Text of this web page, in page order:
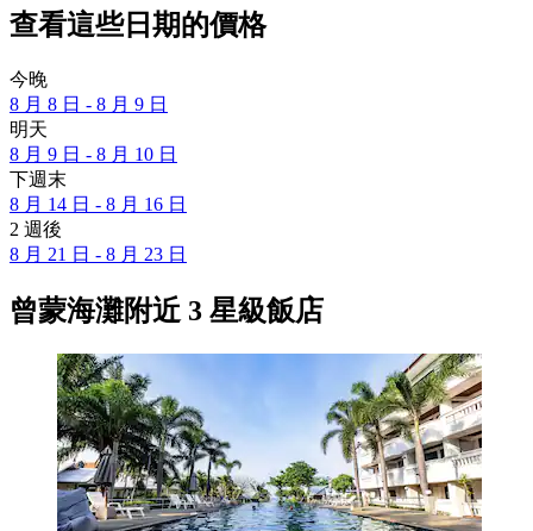
查看這些日期的價格
今晚
8 月 8 日 - 8 月 9 日
明天
8 月 9 日 - 8 月 10 日
下週末
8 月 14 日 - 8 月 16 日
2 週後
8 月 21 日 - 8 月 23 日
曾蒙海灘附近 3 星級飯店